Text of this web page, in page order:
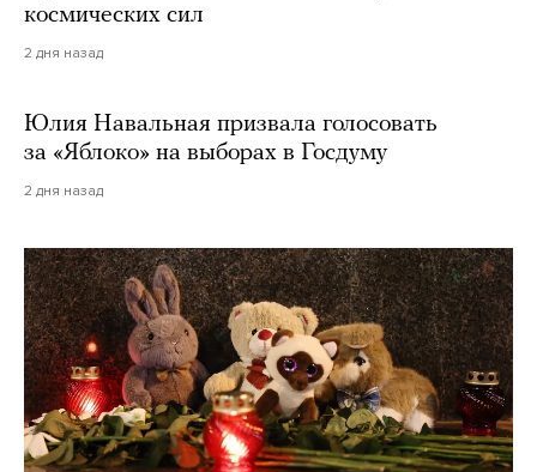
космических сил
2 дня назад
Юлия Навальная призвала голосовать
за «Яблоко» на выборах в Госдуму
2 дня назад